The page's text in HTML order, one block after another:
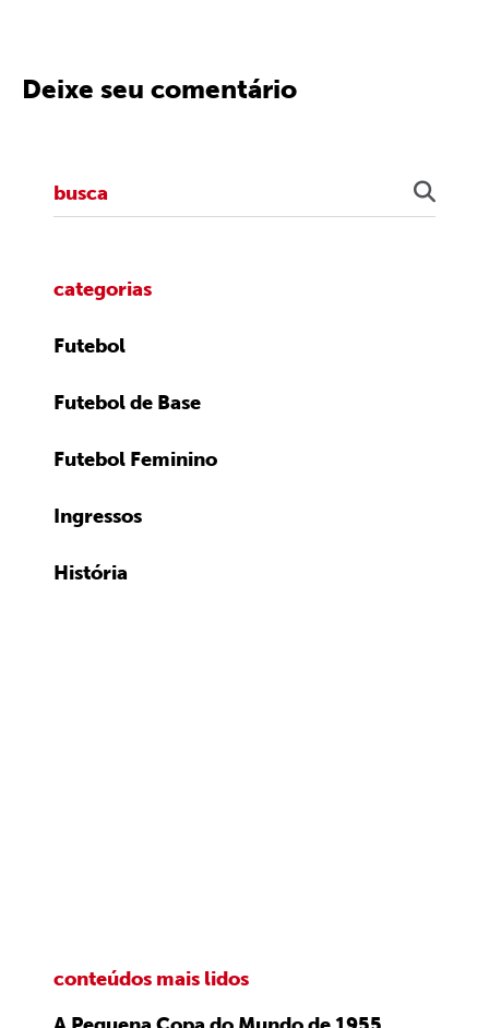
Deixe seu comentário
categorias
Futebol
Futebol de Base
Futebol Feminino
Ingressos
História
conteúdos mais lidos